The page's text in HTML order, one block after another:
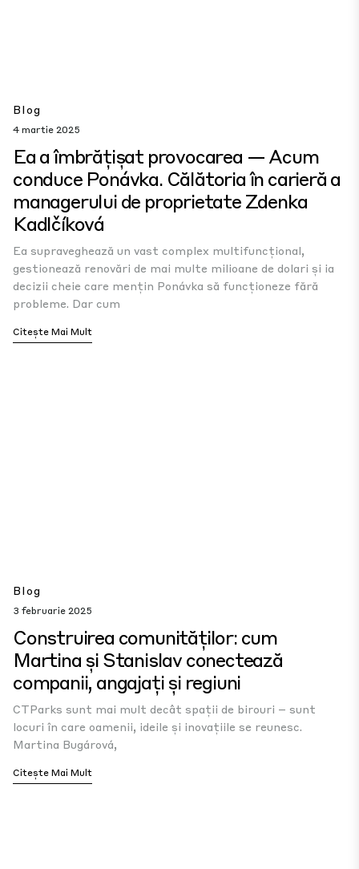
Blog
4 martie 2025
Ea a îmbrățișat provocarea — Acum
conduce Ponávka. Călătoria în carieră a
managerului de proprietate Zdenka
Kadlčíková
Ea supraveghează un vast complex multifuncțional,
gestionează renovări de mai multe milioane de dolari și ia
decizii cheie care mențin Ponávka să funcționeze fără
probleme. Dar cum
Citește Mai Mult
Blog
3 februarie 2025
Construirea comunităților: cum
Martina și Stanislav conectează
companii, angajați și regiuni
CTParks sunt mai mult decât spații de birouri – sunt
locuri în care oamenii, ideile și inovațiile se reunesc.
Martina Bugárová,
Citește Mai Mult